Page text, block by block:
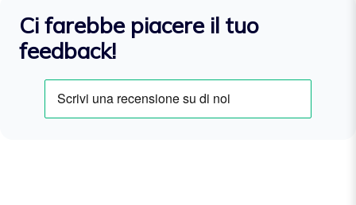
Ci farebbe piacere il tuo
feedback!